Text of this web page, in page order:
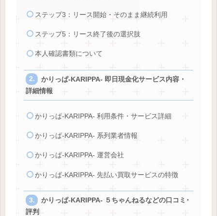
ステップ3：リース開始・そのまま継続利用
ステップ5：リース終了後の選択肢
本人確認書類について
かりっぱ-KARIPPA- 即日現金化サービス内容・
詳細情報
かりっぱ-KARIPPA- 利用条件・サービス詳細
かりっぱ-KARIPPA- 系列業者情報
かりっぱ-KARIPPA- 運営会社
かりっぱ-KARIPPA- 先払い買取サービスの特徴
かりっぱ-KARIPPA- ５ちゃんねるなどの口コミ･
評判